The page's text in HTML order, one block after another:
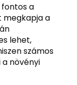
a
megkapja a
lehet,
számos
növényi